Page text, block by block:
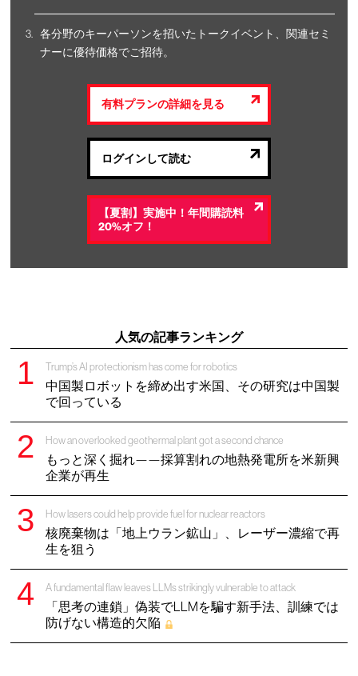
各分野のキーパーソンを招いたトークイベント、関連セミ
ナーに優待価格でご招待。
有料プランの詳細を見る
ログインして読む
【夏割】実施中！年間購読料
20%オフ！
人気の記事ランキング
Trump’s AI protectionism has come for robotics
中国製ロボットを締め出す米国、その研究は中国製
で回っている
How an overlooked geothermal plant got a second chance
もっと深く掘れ——採算割れの地熱発電所を米新興
企業が再生
How lasers could help provide fuel for nuclear reactors
核廃棄物は「地上ウラン鉱山」、レーザー濃縮で再
生を狙う
A fundamental flaw leaves LLMs strikingly vulnerable to attack
「思考の連鎖」偽装でLLMを騙す新手法、訓練では
防げない構造的欠陥